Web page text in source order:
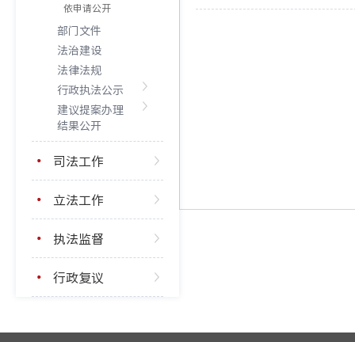
依申请公开
部门文件
法治建设
法律法规
行政执法公示
建议提案办理
结果公开
司法工作
立法工作
执法监督
行政复议